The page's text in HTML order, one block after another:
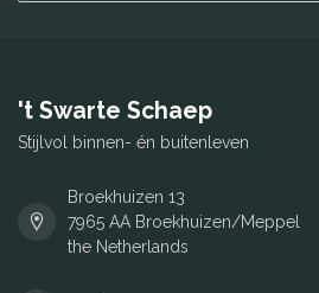
't Swarte Schaep
Stijlvol binnen- én buitenleven
Broekhuizen 13
7965 AA Broekhuizen/Meppel
the Netherlands